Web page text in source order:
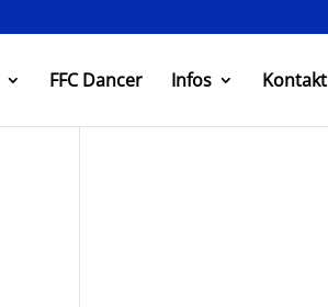
FFC Dancer Infos Kontakt